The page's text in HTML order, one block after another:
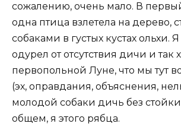
сожалению, очень мало. В
одна птица взлетела на дерево,
собаками в густых кустах ольхи.
одурел от отсутствия дичи и так
первопольной Луне, что мы тут
(эх, оправдания, объяснения,
молодой собаки дичь без стойки
общем, я этого рябца.